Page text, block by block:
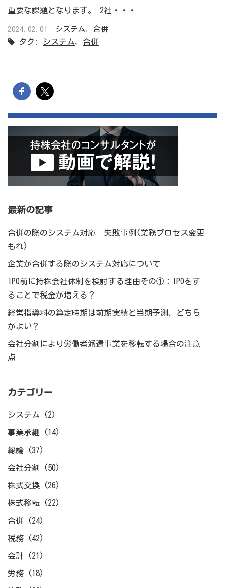
重要な課題となります。 2社・・・
2024.02.01 システム, 合併
タグ: システム, 合併
最新の記事
合併の際のシステム対応 失敗事例(業務プロセス変更
もれ)
企業が合併する際のシステム対応について
IPO前に持株会社体制を検討する理由その①：IPOをす
ることで税金が増える？
経営指導料の算定時期は前期実績と当期予測、どちら
がよい？
会社分割により労働者派遣事業を移転する場合の注意
点
カテゴリー
システム (2)
事業承継 (14)
総論 (37)
会社分割 (50)
株式交換 (26)
株式移転 (22)
合併 (24)
税務 (42)
会計 (21)
労務 (18)